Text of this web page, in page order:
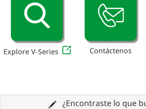
Explore V-Series Contáctenos
¿Encontraste lo que